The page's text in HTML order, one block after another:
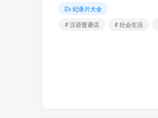
纪录片大全
# 汉语普通话
# 社会生活